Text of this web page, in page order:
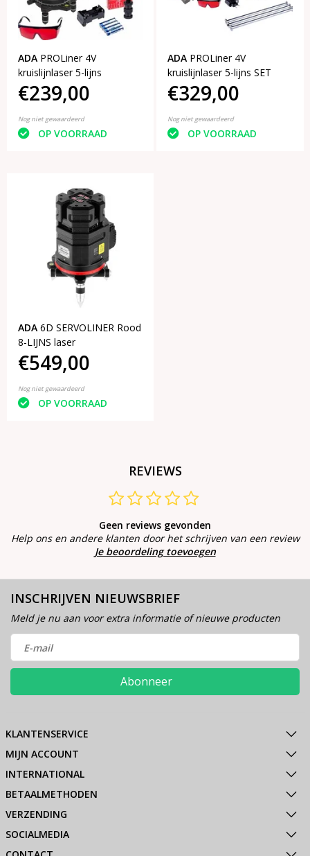
ADA PROLiner 4V
kruislijnlaser 5-lijns
€239,00
Nog niet gewaardeerd
OP VOORRAAD
ADA PROLiner 4V
kruislijnlaser 5-lijns SET
€329,00
Nog niet gewaardeerd
OP VOORRAAD
ADA 6D SERVOLINER Rood
8-LIJNS laser
€549,00
Nog niet gewaardeerd
OP VOORRAAD
REVIEWS
Geen reviews gevonden
Help ons en andere klanten door het schrijven van een review
Je beoordeling toevoegen
INSCHRIJVEN NIEUWSBRIEF
Meld je nu aan voor extra informatie of nieuwe producten
Abonneer
KLANTENSERVICE
MIJN ACCOUNT
INTERNATIONAL
BETAALMETHODEN
VERZENDING
SOCIALMEDIA